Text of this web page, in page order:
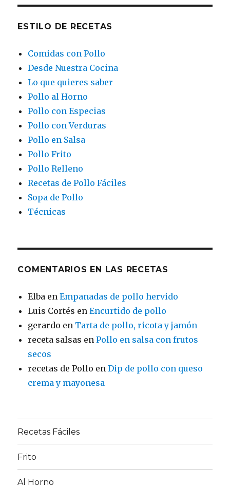
ESTILO DE RECETAS
Comidas con Pollo
Desde Nuestra Cocina
Lo que quieres saber
Pollo al Horno
Pollo con Especias
Pollo con Verduras
Pollo en Salsa
Pollo Frito
Pollo Relleno
Recetas de Pollo Fáciles
Sopa de Pollo
Técnicas
COMENTARIOS EN LAS RECETAS
Elba enEmpanadas de pollo hervido
Luis Cortés enEncurtido de pollo
gerardo en Tarta de pollo, ricota y jamón
receta salsas enPollo en salsa con frutos
secos
recetas de Pollo enDip de pollo con queso
crema y mayonesa
Recetas Fáciles
Frito
Al Horno